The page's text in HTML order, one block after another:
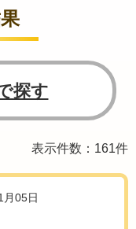
探す
表示件数：161件
月05日